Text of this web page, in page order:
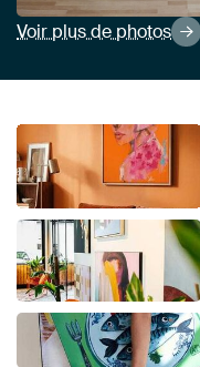
Voir plus de photos